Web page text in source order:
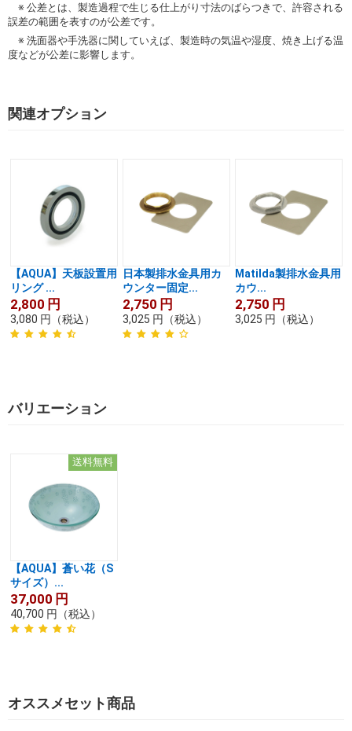
※ 公差とは、製造過程で生じる仕上がり寸法のばらつきで、許容される
誤差の範囲を表すのが公差です。
※ 洗面器や手洗器に関していえば、製造時の気温や湿度、焼き上げる温
度などが公差に影響します。
関連オプション
【AQUA】天板設置用
リング ...
2,800 円
3,080 円 （税込）
日本製排水金具用カ
ウンター固定...
2,750 円
3,025 円 （税込）
Matilda製排水金具用
カウ...
2,750 円
3,025 円 （税込）
バリエーション
送料無料
【AQUA】蒼い花（S
サイズ）...
37,000 円
40,700 円 （税込）
オススメセット商品